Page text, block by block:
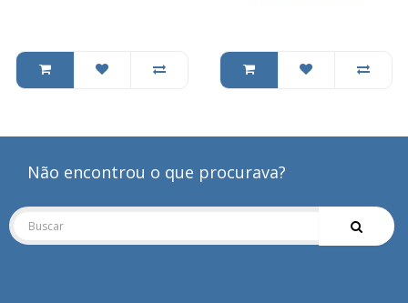
Não encontrou o que procurava?